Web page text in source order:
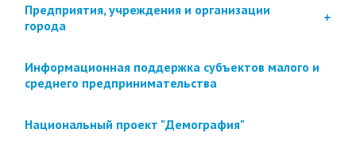
Предприятия, учреждения и организации
города
Информационная поддержка субъектов малого и
среднего предпринимательства
Национальный проект "Демография"